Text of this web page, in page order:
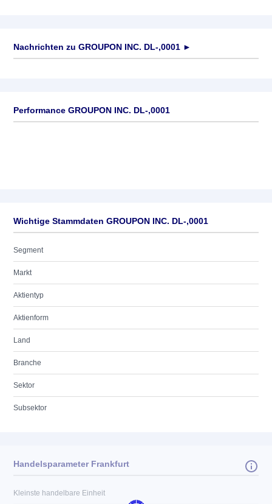
Nachrichten zu GROUPON INC. DL-,0001 ►
Performance GROUPON INC. DL-,0001
Wichtige Stammdaten GROUPON INC. DL-,0001
Segment
Markt
Aktientyp
Aktienform
Land
Branche
Sektor
Subsektor
Handelsparameter Frankfurt
Kleinste handelbare Einheit